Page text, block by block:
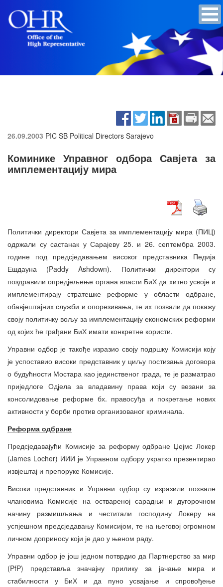
26.09.2003 PIC SB Political Directors Sarajevo
Коминике Управног одбора Савјета за
имплементацију мира
Политички директори Савјета за имплементацију мира (ПИЦ)
одржали су састанак у Сарајеву 25. и 26. септембра 2003.
године под предсједавањем високог представника Педија
Ешдауна (Paddy Ashdown). Политички директори су
поздравили опредјељење органа власти БиХ да хитно усвоје и
имплементирају стратешке реформе у области одбране,
обавјештајних служби и опорезивања, те их позвали да покажу
своју политичку вољу за имплементацију економских реформи
од којих ће грађани БиХ имати конкретне користи.
Управни одбор је такође изразио своју подршку Комисији коју
је успоставио високи представник у циљу постизања договора
о будућности Мостара као јединственог града, те је разматрао
приједлоге Одјела за владавину права који су везани за
консолидовање реформе бх. правосуђа и покретање нових
активности у борби против организованог криминала.
Реформа одбране
Предсједавајући Комисије за реформу одбране Џејмс Локер
(James Locher) ИИИ је Управном одбору укратко презентирао
извјештај и препоруке Комисије.
Високи представник и Управни одбор су изразили похвале
члановима Комисије на оствареној сарадњи и дугорочном
начину размишљања и честитали господину Локеру на
успјешном предсједавању Комисијом, те на његовој огромном
личном доприносу који је дао у њеном раду.
Управни одбор је још једном потврдио да Партнерство за мир
(PfP) представља значајну прилику за јачање мира и
стабилности у БиХ и да пуно усвајање и спровођење